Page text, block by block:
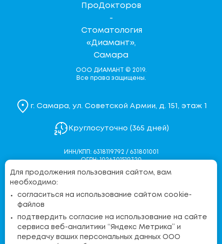
ООО ДИАМАНТ © 2019.
Все права защищены.
г. Самара, ул. Советской Армии, д. 151, этаж 1
Круглосуточно (365 дней)
ИНН/КПП: 6318119792 / 631801001
ОГРН: 1026301519320
Политика конфиденциальности
Согласие на обработку персональных данных через
Контакты контролирующих органов
Для продолжения пользования сайтом, вам
необходимо:
согласиться на использование сайтом cookie-
файлов
подтвердить согласие на использование на сайте
сервиса веб-аналитики “Яндекс Метрика” и
передачу ваших персональных данных ООО